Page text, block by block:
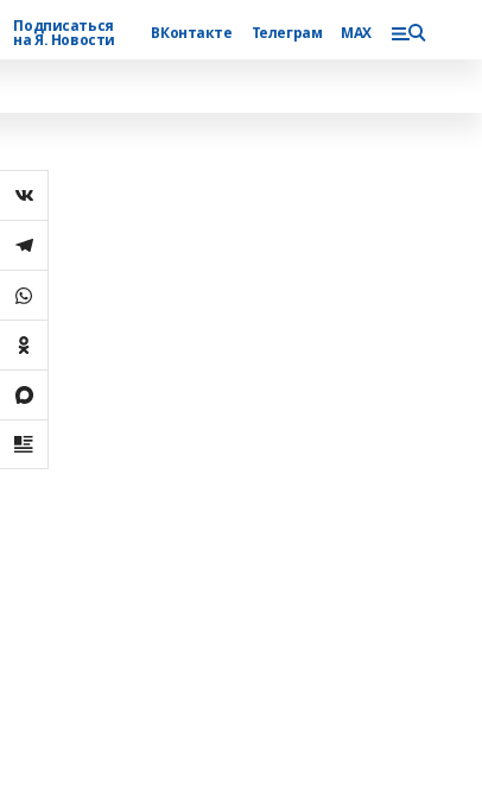
Подписаться
на Я. Новости ВКонтакте Телеграм MAX